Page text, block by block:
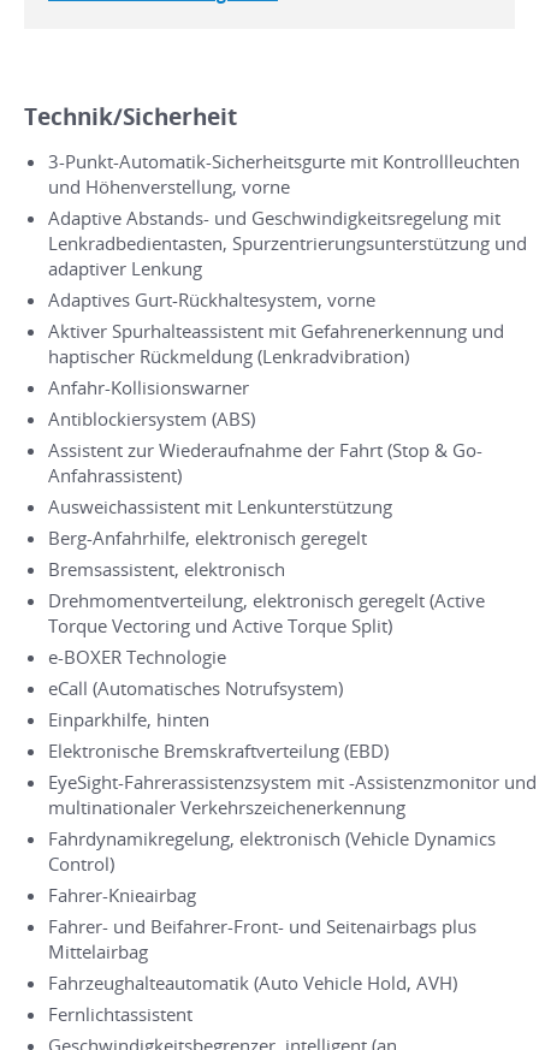
Technik/Sicherheit
3-Punkt-Automatik-Sicherheitsgurte mit Kontrollleuchten
und Höhenverstellung, vorne
Adaptive Abstands- und Geschwindigkeitsregelung mit
Lenkradbedientasten, Spurzentrierungsunterstützung und
adaptiver Lenkung
Adaptives Gurt-Rückhaltesystem, vorne
Aktiver Spurhalteassistent mit Gefahrenerkennung und
haptischer Rückmeldung (Lenkradvibration)
Anfahr-Kollisionswarner
Antiblockiersystem (ABS)
Assistent zur Wiederaufnahme der Fahrt (Stop & Go-
Anfahrassistent)
Ausweichassistent mit Lenkunterstützung
Berg-Anfahrhilfe, elektronisch geregelt
Bremsassistent, elektronisch
Drehmomentverteilung, elektronisch geregelt (Active
Torque Vectoring und Active Torque Split)
e-BOXER Technologie
eCall (Automatisches Notrufsystem)
Einparkhilfe, hinten
Elektronische Bremskraftverteilung (EBD)
EyeSight-Fahrerassistenzsystem mit -Assistenzmonitor und
multinationaler Verkehrszeichenerkennung
Fahrdynamikregelung, elektronisch (Vehicle Dynamics
Control)
Fahrer-Knieairbag
Fahrer- und Beifahrer-Front- und Seitenairbags plus
Mittelairbag
Fahrzeughalteautomatik (Auto Vehicle Hold, AVH)
Fernlichtassistent